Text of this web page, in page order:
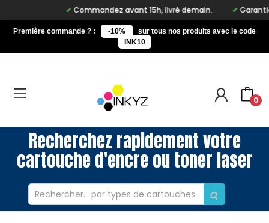
Commandez avant 15h, livré demain. Garantie
Première commande ? : -10%
sur tous nos produits avec le code
INK10
0
Recherchez rapidement votre
cartouche d'encre ou toner laser